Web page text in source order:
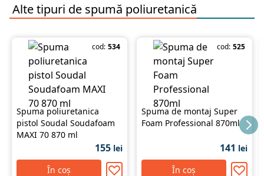
Are proprietăți bune de umplere a golurilor
Structură uniformă a spumei
Spuma manuala SOUDAL Yellow 750 ml — asigură un
raport echilibrat calitate-preț pentru lucrări de
construcții și renovare. Alegerea pentru acest produs
reprezintă o investiție sigură în calitatea lucrărilor.
Comandați pe stroimarket.md cu livrare rapidă în
Chișinău și toată Moldova.
Alte tipuri de spumă poliuretanică
cod: 534
Spuma poliuretanica
pistol Soudal Soudafoam
MAXI 70 870 ml
155 lei
În coș
cod: 525
Spuma de montaj Super
Foam Professional 870ml
141 lei
În coș